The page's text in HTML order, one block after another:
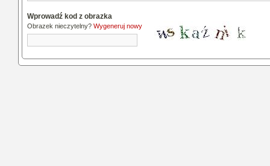
Wprowadź kod z obrazka
Obrazek nieczytelny? Wygeneruj nowy